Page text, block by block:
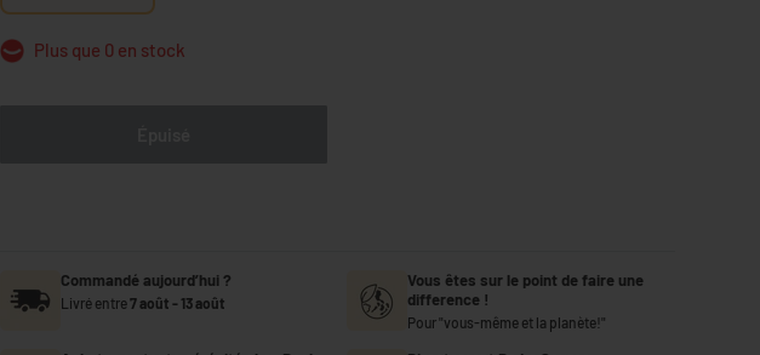
Plus que 0 en stock
Commandé aujourd’hui ?
Livré entre7 août - 13 août
Vous êtes sur le point de faire une
difference !
Pour "vous-même et la planète!"